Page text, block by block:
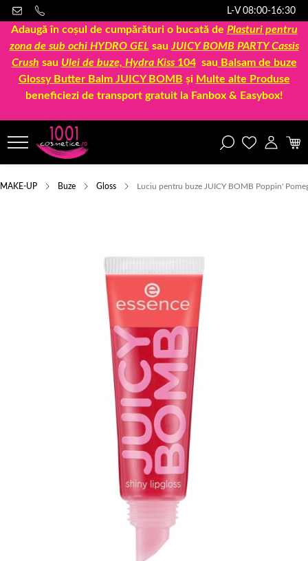
L-V 08:00-16:30
Adaugă în coșul de cumpărături o bucată de Plasturi pentru
zona de sub ochi HYDRO GEL sau JUICY BOMB PARTY Cassis
Crush sau Ulei de buze, Hydra Kiss 104sau Balsam de buze
Glossy Butter Balm JUICY BOMB și Multe alte Produse
beneficiezi de transport gratuit la Fanbox & Easybox!
MAKE-UP Buze Gloss Luciu pentru buze JUICY BOMB Poppin'